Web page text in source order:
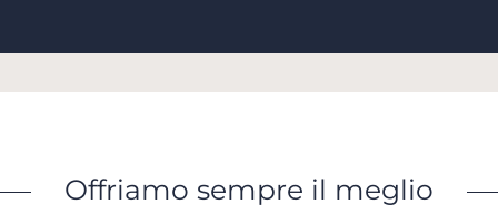
Offriamo sempre il meglio